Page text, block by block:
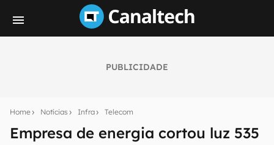
PUBLICIDADE
Home Notícias Infra Telecom
Empresa de energia cortou luz 535
notícias e reviews sobre tecnologia em primeira